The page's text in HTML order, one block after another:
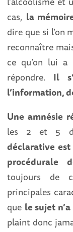
cas, la
dire que si l’on
reconnaître
ce qu’on lui
répondre. Il
l’information,
Une amnésie
les 2 et 5
déclarative
procédurale
toujours de
principales
que lesujet
plaint donc